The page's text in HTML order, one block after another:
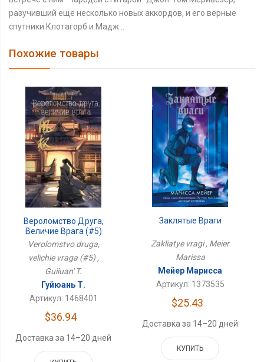
разучивший еще несколько новых аккордов, и его верные
спутники Клотагорб и Мадж...
Похожие товары
Вероломство Друга,
Величие Врага (#5)
Verolomstvo druga,
velichie vraga (#5) ,
Guiiuan' T.
Гуйюань Т.
Артикул: 1468401
$36.94
Доставка за 14–20 дней
Заклятые Враги
Zakliatye vragi , Meier
Marissa
Мейер Марисса
Артикул: 1373535
$25.43
Доставка за 14–20 дней
КУПИТЬ